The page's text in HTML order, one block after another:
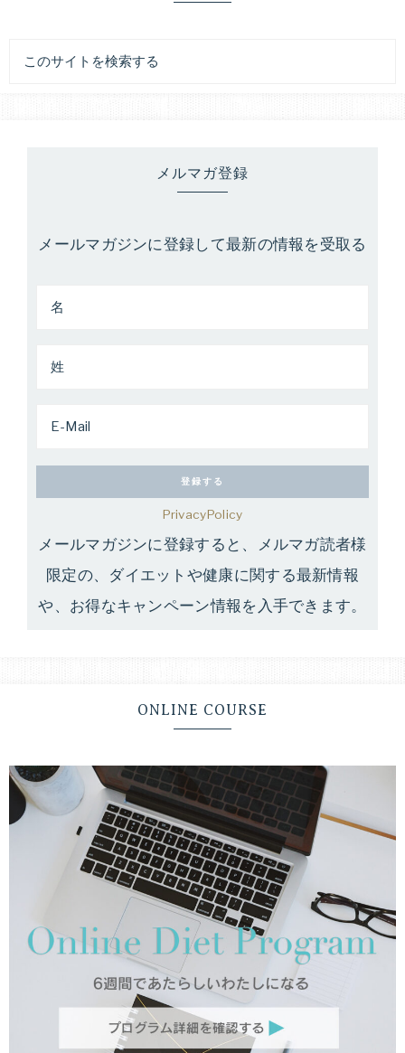
メルマガ登録
メールマガジンに登録して最新の情報を受取る
PrivacyPolicy
メールマガジンに登録すると、メルマガ読者様
限定の、ダイエットや健康に関する最新情報
や、お得なキャンペーン情報を入手できます。
ONLINE COURSE